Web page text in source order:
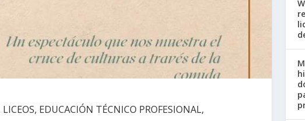
EDUCACIÓN TÉCNICO PROFESIONAL,